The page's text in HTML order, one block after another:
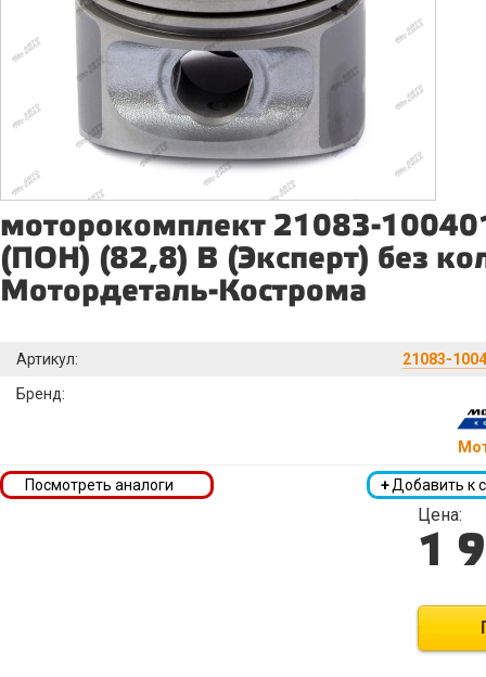
моторокомплект 21083-
(ПОН) (82,8) B (Эксперт) без
Мотордеталь-Кострома
Артикул:
21083-
Бренд:
+Добавить к
Посмотреть аналоги
Цена:
1